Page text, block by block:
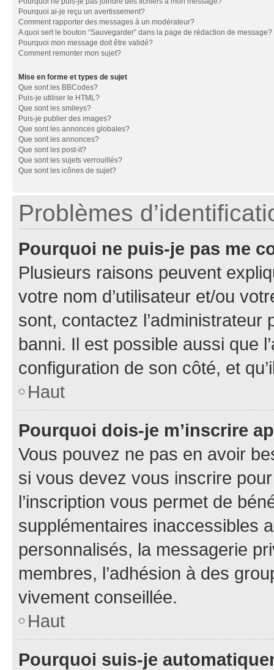
Pourquoi ai-je reçu un avertissement?
Comment rapporter des messages à un modérateur?
A quoi sert le bouton “Sauvegarder” dans la page de rédaction de message?
Pourquoi mon message doit être validé?
Comment remonter mon sujet?
Mise en forme et types de sujet
Que sont les BBCodes?
Puis-je utiliser le HTML?
Que sont les smileys?
Puis-je publier des images?
Que sont les annonces globales?
Que sont les annonces?
Que sont les post-it?
Que sont les sujets verrouillés?
Que sont les icônes de sujet?
Problèmes
Pourquoi ne puis-je pas me
Plusieurs raisons peuvent
votre nom d’utilisateur et/ou
sont, contactez l’administrateur
banni. Il est possible aussi que
configuration de son côté, et
Haut
Pourquoi dois-je m’inscrire
Vous pouvez ne pas en avoir
si vous devez vous inscrire
l’inscription vous permet de
supplémentaires inaccessibles
personnalisés, la messagerie
membres, l’adhésion à des
vivement conseillée.
Haut
Pourquoi suis-je